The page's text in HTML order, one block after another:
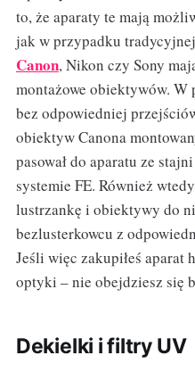
to, że aparaty te mają
jak w przypadku
Canon, Nikon czy Sony
montażowe obiektywów. W
bez odpowiedniej
obiektyw Canona
pasował do aparatu ze
systemie FE. Również
lustrzankę i obiektywy do
bezlusterkowcu z
Jeśli więc zakupiłeś
optyki – nie obejdziesz się
Dekielki i filtry UV